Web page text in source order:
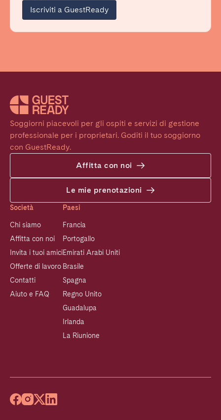
Iscriviti a GuestReady
Soggiorni piacevoli per gli ospiti e servizi di gestione
professionale per i proprietari. Goditi il tuo soggiorno
con GuestReady.
Affitta con noi
Le mie prenotazioni
Società
Chi siamo
Affitta con noi
Invita i tuoi amici
Offerte di lavoro
Contatti
Aiuto e FAQ
Paesi
Francia
Portogallo
Emirati Arabi Uniti
Brasile
Spagna
Regno Unito
Guadalupa
Irlanda
La Riunione